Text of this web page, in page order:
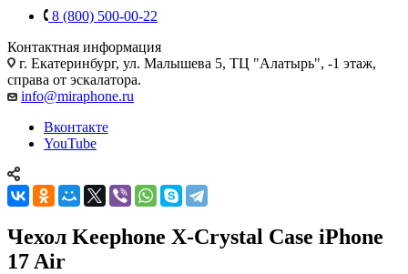
8 (800) 500-00-22
Контактная информация
г. Екатеринбург, ул. Малышева 5, ТЦ "Алатырь", -1 этаж,
справа от эскалатора.
info@miraphone.ru
Вконтакте
YouTube
Чехол Keephone X-Crystal Case iPhone
17 Air